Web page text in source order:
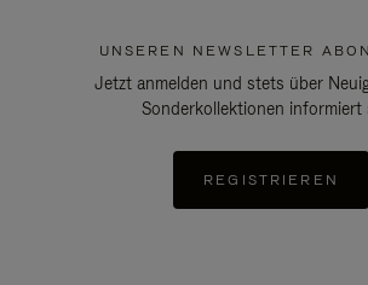
UNSEREN NEWSLETTER
Jetzt anmelden und stets über
Sonderkollektionen informiert
REGISTRIEREN